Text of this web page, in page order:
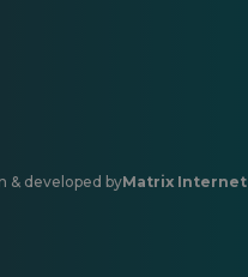
& developed byMatrix Internet
Otwiera